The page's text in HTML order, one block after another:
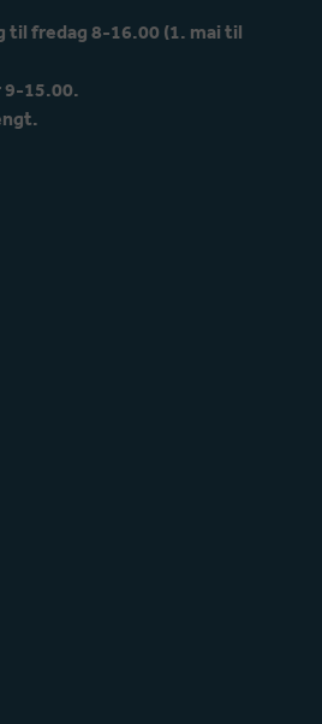
til fredag 8-16.00 (1. mai til
9-15.00.